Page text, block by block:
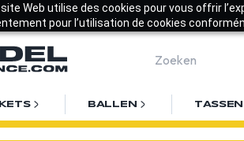
Web utilise des cookies pour vous offrir
pour l’utilisation de cookies
BALLEN TASSEN